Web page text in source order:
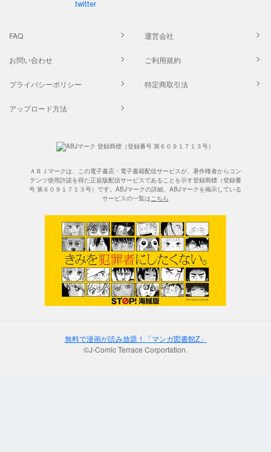
FAQ 運営会社
お問い合わせ ご利用規約
プライバシーポリシー 特定商取引法
アップロード方法
ＡＢＪマークは、この電子書店・電子書籍配信サービスが、著作権者からコン
テンツ使用許諾を得た正規版配信サービスであることを示す登録商標（登録番
号 第６０９１７１３号）です。ABJマークの詳細、ABJマークを掲示している
サービスの一覧はこちら
無料で漫画が読み放題！「マンガ図書館Z」
©J-Comic Terrace Corportation.